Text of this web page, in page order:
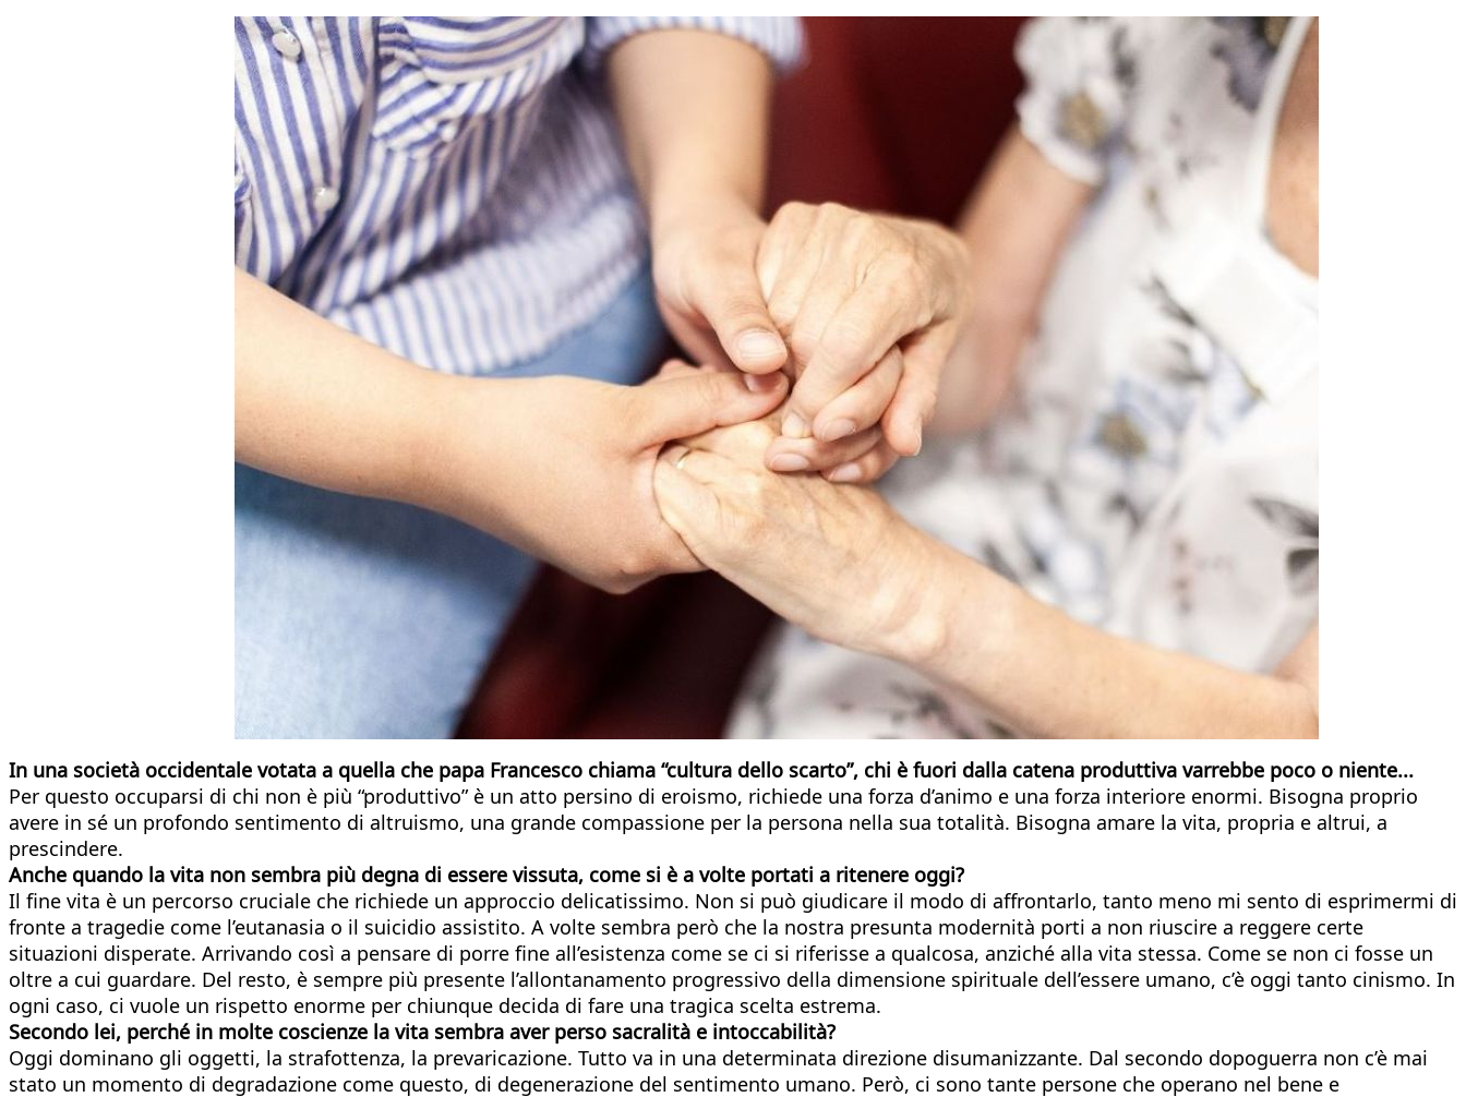
In una società occidentale votata a quella che papa Francesco chiama “cultura dello scarto”, chi è fuori dalla catena produttiva varrebbe poco o niente...
Per questo occuparsi di chi non è più “produttivo” è un atto persino di eroismo, richiede una forza d’animo e una forza interiore enormi. Bisogna proprio
avere in sé un profondo sentimento di altruismo, una grande compassione per la persona nella sua totalità. Bisogna amare la vita, propria e altrui, a
prescindere.
Anche quando la vita non sembra più degna di essere vissuta, come si è a volte portati a ritenere oggi?
Il fine vita è un percorso cruciale che richiede un approccio delicatissimo. Non si può giudicare il modo di affrontarlo, tanto meno mi sento di esprimermi di
fronte a tragedie come l’eutanasia o il suicidio assistito. A volte sembra però che la nostra presunta modernità porti a non riuscire a reggere certe
situazioni disperate. Arrivando così a pensare di porre fine all’esistenza come se ci si riferisse a qualcosa, anziché alla vita stessa. Come se non ci fosse un
oltre a cui guardare. Del resto, è sempre più presente l’allontanamento progressivo della dimensione spirituale dell’essere umano, c’è oggi tanto cinismo. In
ogni caso, ci vuole un rispetto enorme per chiunque decida di fare una tragica scelta estrema.
Secondo lei, perché in molte coscienze la vita sembra aver perso sacralità e intoccabilità?
Oggi dominano gli oggetti, la strafottenza, la prevaricazione. Tutto va in una determinata direzione disumanizzante. Dal secondo dopoguerra non c’è mai
stato un momento di degradazione come questo, di degenerazione del sentimento umano. Però, ci sono tante persone che operano nel bene e